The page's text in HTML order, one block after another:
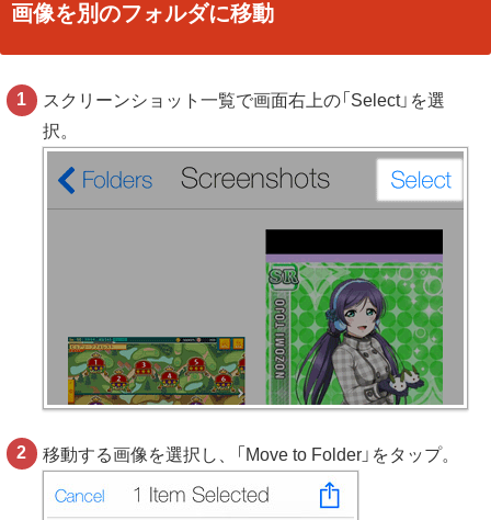
画像を別のフォルダに移動
スクリーンショット一覧で画面右上の「Select」を選
択。
移動する画像を選択し、「Move to Folder」をタップ。